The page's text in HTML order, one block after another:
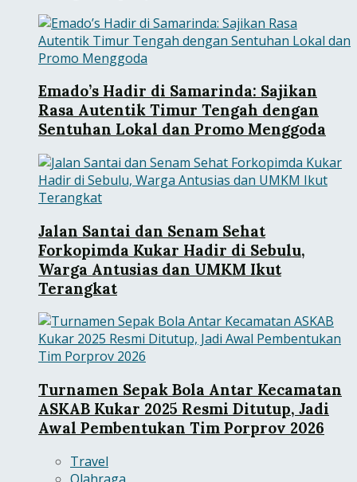
Emado’s Hadir di Samarinda: Sajikan
Rasa Autentik Timur Tengah dengan
Sentuhan Lokal dan Promo Menggoda
Jalan Santai dan Senam Sehat
Forkopimda Kukar Hadir di Sebulu,
Warga Antusias dan UMKM Ikut
Terangkat
Turnamen Sepak Bola Antar Kecamatan
ASKAB Kukar 2025 Resmi Ditutup, Jadi
Awal Pembentukan Tim Porprov 2026
Travel